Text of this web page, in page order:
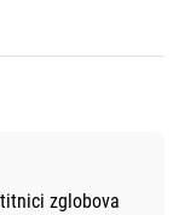
zglobova